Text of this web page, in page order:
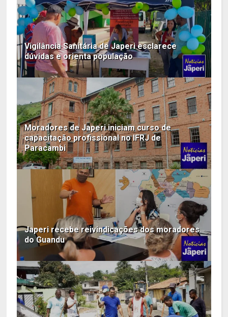
Vigilância Sanitária de Japeri esclarece
dúvidas e orienta população
Moradores de Japeri iniciam curso de
capacitação profissional no IFRJ de
Paracambi
Japeri recebe reivindicações dos moradores
do Guandu